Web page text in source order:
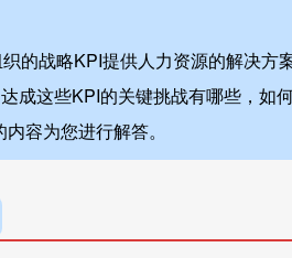
的战略KPI提供人力资源的解决方
成这些KPI的关键挑战有哪些，如
容为您进行解答。